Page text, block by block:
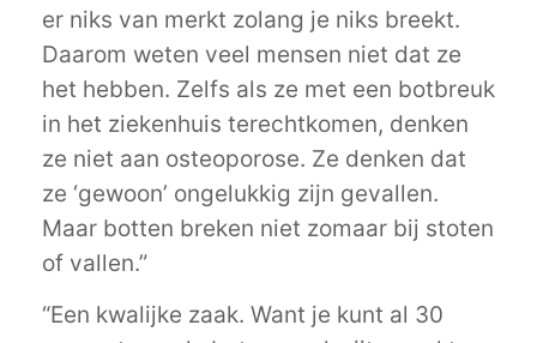
er niks van merkt zolang je niks breekt.
Daarom weten veel mensen niet dat ze
het hebben. Zelfs als ze met een botbreuk
in het ziekenhuis terechtkomen, denken
ze niet aan osteoporose. Ze denken dat
ze ‘gewoon’ ongelukkig zijn gevallen.
Maar botten breken niet zomaar bij stoten
of vallen.”
“Een kwalijke zaak. Want je kunt al 30